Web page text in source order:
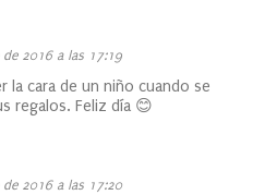
de 2016 a las 17:19
la cara de un niño cuando se
regalos. Feliz día 😊
de 2016 a las 17:20